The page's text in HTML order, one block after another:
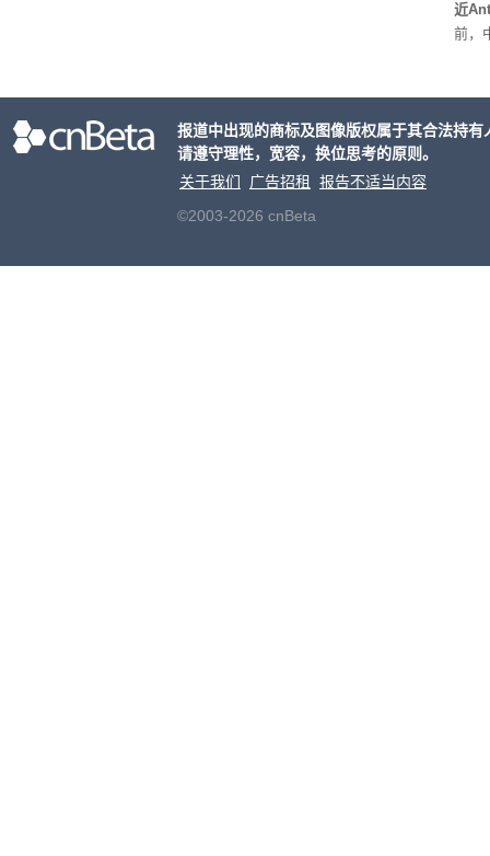
近
前，
报道中出现的商标及图像版权属于其合法持
请遵守理性，宽容，换位思考的原则。
关于我们
广告招租
报告不适当内容
©2003-2026 cnBeta